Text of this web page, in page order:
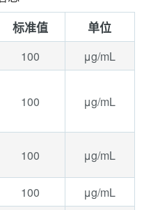
标准值 单位
100 μg/mL
100 μg/mL
100 μg/mL
100 μg/mL